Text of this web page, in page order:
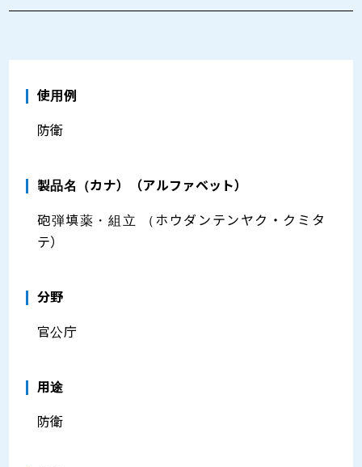
使用例
防衛
製品名（カナ）（アルファベット）
砲弾填薬・組立 （ホウダンテンヤク・クミタ
テ）
分野
官公庁
⽤途
防衛